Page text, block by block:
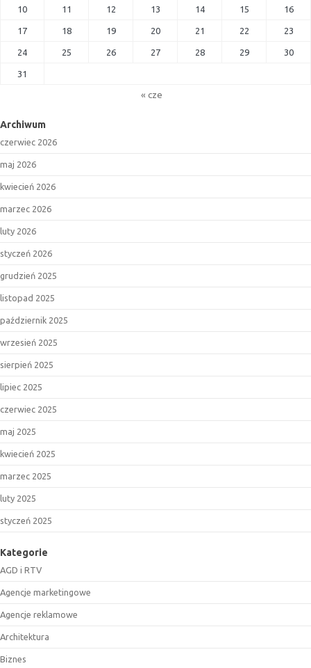
10 11 12 13 14 15 16
17 18 19 20 21 22 23
24 25 26 27 28 29 30
31
« cze
Archiwum
czerwiec 2026
maj 2026
kwiecień 2026
marzec 2026
luty 2026
styczeń 2026
grudzień 2025
listopad 2025
październik 2025
wrzesień 2025
sierpień 2025
lipiec 2025
czerwiec 2025
maj 2025
kwiecień 2025
marzec 2025
luty 2025
styczeń 2025
Kategorie
AGD i RTV
Agencje marketingowe
Agencje reklamowe
Architektura
Biznes